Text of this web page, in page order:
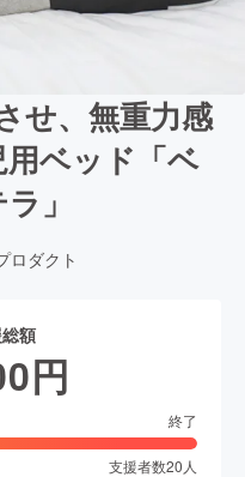
せ、無重力感
ベッド「ベ
」
ロダクト
額
円
終了
支援者数20 人